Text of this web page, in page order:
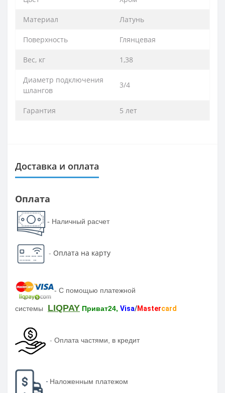
Материал Латунь
Поверхность Глянцевая
Вес, кг 1,38
Диаметр подключения
шлангов
3/4
Гарантия 5 лет
Доставка и оплата
Оплата
- Наличный расчет
- Оплата на карту
- С помощью платежной
системы LIQPAY Приват24, Visa/Mastercard
- Оплата частями, в кредит
- Наложенным платежом